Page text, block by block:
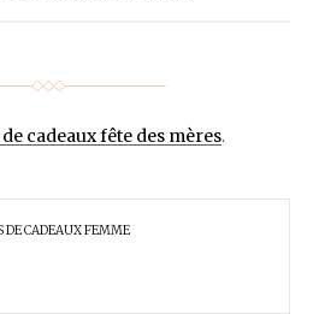
cadeaux fête des mères.
DE CADEAUX FEMME